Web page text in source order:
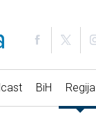
BiH Regija